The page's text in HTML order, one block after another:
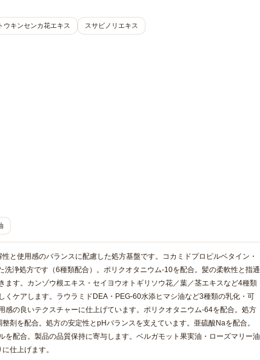
トウキンセンカ花エキス
スサビノリエキス
と使用感のバランスに配慮した処方基盤です。コカミドプロピルベタイン・
浄処方です（6種類配合）。ポリクオタニウム-10を配合。髪の柔軟性と指通
す。カンゾウ根エキス・セイヨウオトギリソウ花／葉／茎エキスなど4種類
ケアします。ラウラミドDEA・PEG-60水添ヒマシ油など3種類の乳化・可
の良いテクスチャーに仕上げています。ポリクオタニウム-64を配合。処方
剤を配合。処方の安定性とpHバランスを支えています。亜硫酸Naを配合。
配合。製品の品質保持に寄与します。ベルガモット果実油・ローズマリー油
仕上げます。